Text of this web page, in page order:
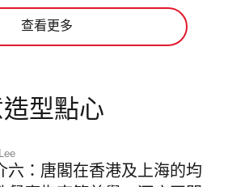
查看更多
型點心
： 唐閣在香港及上海的均